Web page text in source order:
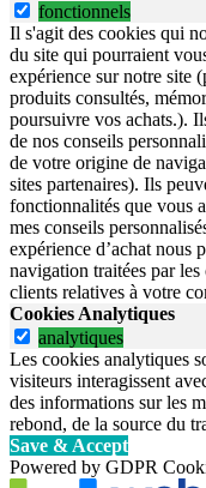
fonctionnels
Il s'agit des cookies qui
du site qui pourraient
expérience sur notre site
produits consultés,
poursuivre vos achats.).
de nos conseils
de votre origine de
sites partenaires). Ils
fonctionnalités que vous
mes conseils
expérience d’achat nous
navigation traitées par les
clients relatives à votre
Cookies Analytiques
analytiques
Les cookies analytiques
visiteurs interagissent
des informations sur les
rebond, de la source du
Save & Accept
Powered by GDPR